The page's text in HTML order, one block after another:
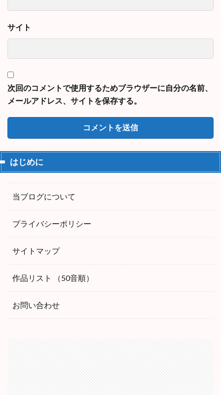
サイト
次回のコメントで使用するためブラウザーに自分の名前、
メールアドレス、サイトを保存する。
はじめに
当ブログについて
プライバシーポリシー
サイトマップ
作品リスト （50音順）
お問い合わせ